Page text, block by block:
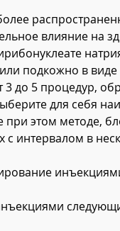
влияние на
подкожно в
до 5 процедур,
для себя
при этом методе,
интервалом в